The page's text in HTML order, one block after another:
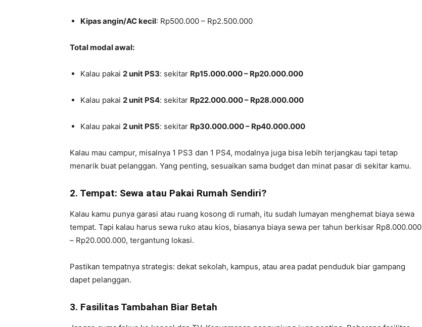
Kipas angin/AC kecil: Rp500.000 – Rp2.500.000
Total modal awal:
Kalau pakai 2 unit PS3: sekitar Rp15.000.000 – Rp20.000.000
Kalau pakai 2 unit PS4: sekitar Rp22.000.000 – Rp28.000.000
Kalau pakai 2 unit PS5: sekitar Rp30.000.000 – Rp40.000.000
Kalau mau campur, misalnya 1 PS3 dan 1 PS4, modalnya juga bisa lebih terjangkau tapi tetap
menarik buat pelanggan. Yang penting, sesuaikan sama budget dan minat pasar di sekitar kamu.
2. Tempat: Sewa atau Pakai Rumah Sendiri?
Kalau kamu punya garasi atau ruang kosong di rumah, itu sudah lumayan menghemat biaya sewa
tempat. Tapi kalau harus sewa ruko atau kios, biasanya biaya sewa per tahun berkisar Rp8.000.000
– Rp20.000.000, tergantung lokasi.
Pastikan tempatnya strategis: dekat sekolah, kampus, atau area padat penduduk biar gampang
dapet pelanggan.
3. Fasilitas Tambahan Biar Betah